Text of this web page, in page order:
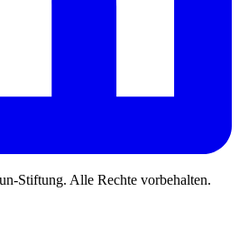
Stiftung. Alle Rechte vorbehalten.